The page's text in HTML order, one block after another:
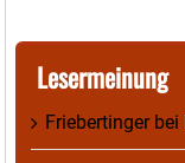
Lesermeinung
Friebertingerbei